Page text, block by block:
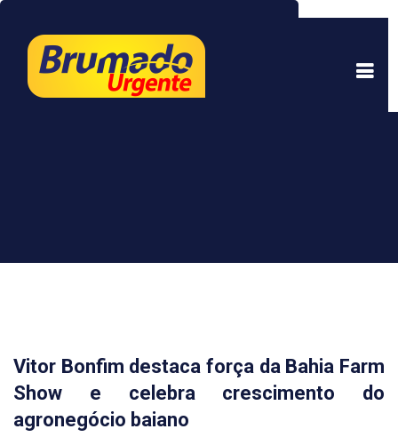
experiência. Ao continuar a navegar, você está
de acordo com isso.Saber mais.
Vitor Bonfim destaca força da Bahia Farm
Show e celebra crescimento do
agronegócio baiano